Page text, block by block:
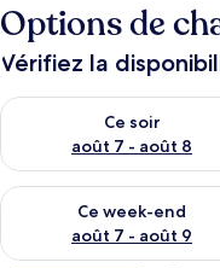
Options de
Vérifiez la
Ce soir
août 7 - août 8
Vérifier la disponibilité
Ce week-end
août 7 - août 9
Vérifier la disponibilité